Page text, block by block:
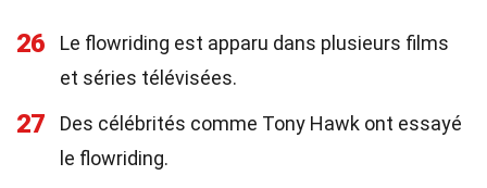
26
Le flowriding est apparu dans plusieurs films
et séries télévisées.
27
Des célébrités comme Tony Hawk ont essayé
le flowriding.